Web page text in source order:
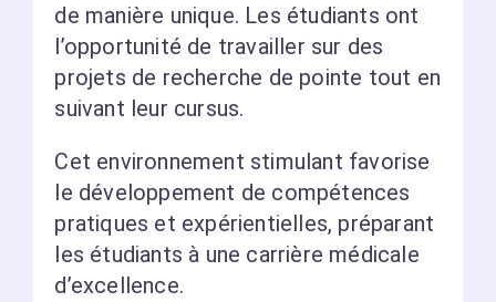
de manière unique. Les étudiants ont
l’opportunité de travailler sur des
projets de recherche de pointe tout en
suivant leur cursus.
Cet environnement stimulant favorise
le développement de compétences
pratiques et expérientielles, préparant
les étudiants à une carrière médicale
d’excellence.